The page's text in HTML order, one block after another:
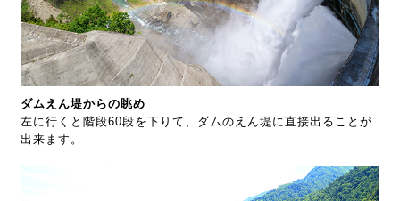
ダムえん堤からの眺め
左に行くと階段60段を下りて、ダムのえん堤に直接出ることが
出来ます。